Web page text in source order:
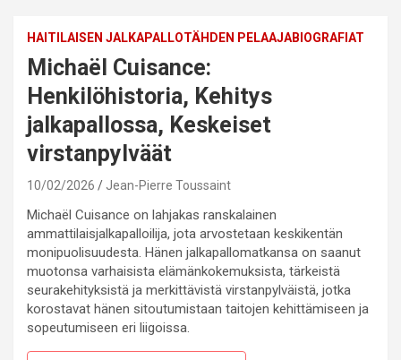
HAITILAISEN JALKAPALLOTÄHDEN PELAAJABIOGRAFIAT
Michaël Cuisance:
Henkilöhistoria, Kehitys
jalkapallossa, Keskeiset
virstanpylväät
10/02/2026 Jean-Pierre Toussaint
Michaël Cuisance on lahjakas ranskalainen
ammattilaisjalkapalloilija, jota arvostetaan keskikentän
monipuolisuudesta. Hänen jalkapallomatkansa on saanut
muotonsa varhaisista elämänkokemuksista, tärkeistä
seurakehityksistä ja merkittävistä virstanpylväistä, jotka
korostavat hänen sitoutumistaan taitojen kehittämiseen ja
sopeutumiseen eri liigoissa.